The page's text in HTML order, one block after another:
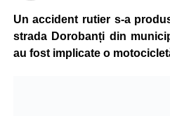
îngrijiri medicale de specialitate.
Motociclistul a fost testat cu
Un accident rutier s-a
strada Dorobanți din
au fost implicate o